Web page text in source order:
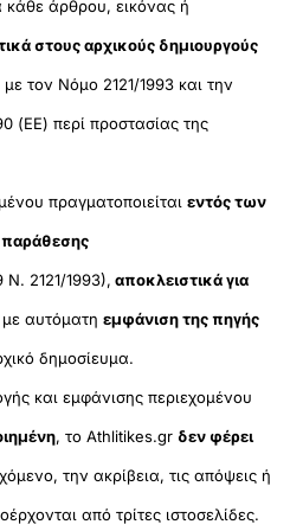
κάθε άρθρου, εικόνας ή
στους αρχικούς δημιουργούς
τον Νόμο 2121/1993 και την
(ΕΕ) περί προστασίας της
πραγματοποιείταιεντός των
παράθεσης
Ν. 2121/1993), αποκλειστικά για
με αυτόματηεμφάνιση της πηγής
δημοσίευμα.
και εμφάνισης περιεχομένου
, το Athlitikes.gr δεν φέρει
την ακρίβεια, τις απόψεις ή
από τρίτες ιστοσελίδες.